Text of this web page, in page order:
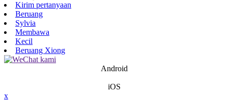
Kirim pertanyaan
Beruang
Sylvia
Membawa
Kecil
Beruang Xiong
Android
iOS
x